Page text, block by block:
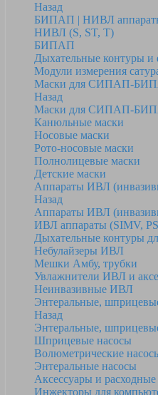
Назад
БИПАП | НИВЛ
НИВЛ (S, ST, T)
БИПАП
Дыхательные контуры и
Модули измерения
Маски для СИПАП-
Назад
Маски для СИПАП-
Канюльные маски
Носовые маски
Рото-носовые маски
Полнолицевые маски
Детские маски
Аппараты ИВЛ
Назад
Аппараты ИВЛ
ИВЛ аппараты (SIMV,
Дыхательные контуры
Небулайзеры ИВЛ
Мешки Амбу, трубки
Увлажнители ИВЛ и
Неинвазивные ИВЛ
Энтеральные,
Назад
Энтеральные,
Шприцевые насосы
Волюметрические
Энтеральные насосы
Аксессуары и
Инжекторы для